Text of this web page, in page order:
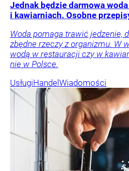
Jednak będzie darmowa
i kawiarniach. Osobne
Woda pomaga trawić jedzenie,
zbędne rzeczy z organizmu. W
wodą w restauracji czy w
nie w Polsce.
UsługiHandel Wiadomości